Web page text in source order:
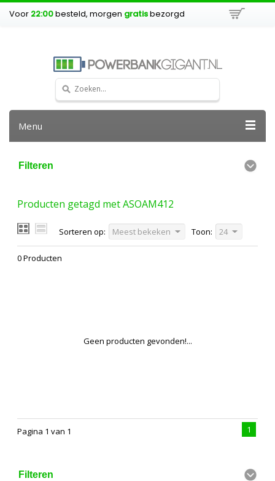
Voor 22:00besteld, morgen gratisbezorgd
Menu
Filteren
Producten getagd met ASOAM412
Sorteren op: Meest bekeken Toon: 24
0 Producten
Geen producten gevonden!...
Pagina 1 van 1 1
Filteren